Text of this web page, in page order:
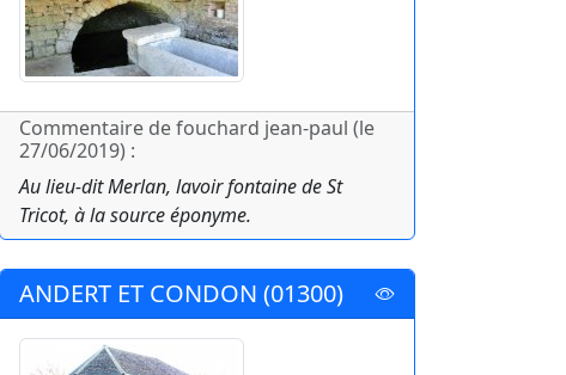
Commentaire de fouchard jean-paul (le
27/06/2019) :
Au lieu-dit Merlan, lavoir fontaine de St
Tricot, à la source éponyme.
ANDERT ET CONDON (01300)